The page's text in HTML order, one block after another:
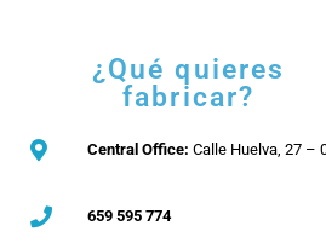
¿Qué quieres
fabricar?
Central Office: Calle Huelva, 27 –
659 595 774